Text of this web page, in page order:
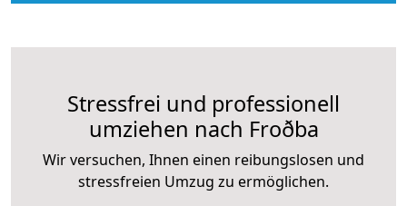
Stressfrei und professionell
umziehen nach Froðba
Wir versuchen, Ihnen einen reibungslosen und
stressfreien Umzug zu ermöglichen.